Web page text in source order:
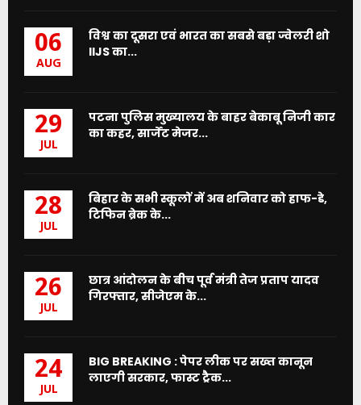
06
AUG
विश्व का दूसरा एवं भारत का सबसे बड़ा ज्वेलरी शो
IIJS का...
29
JUL
पटना पुलिस मुख्यालय के बाहर बेकाबू निजी कार
का कहर, सार्जेंट मेजर...
28
JUL
बिहार के सभी स्कूलों में अब शनिवार को हाफ-डे,
टिफिन ब्रेक के...
26
JUL
छात्र आंदोलन के बीच पूर्व मंत्री तेज प्रताप यादव
गिरफ्तार, सीजेएम के...
24
JUL
BIG BREAKING : पेपर लीक पर सख्त कानून
लाएगी सरकार, फास्ट ट्रैक...